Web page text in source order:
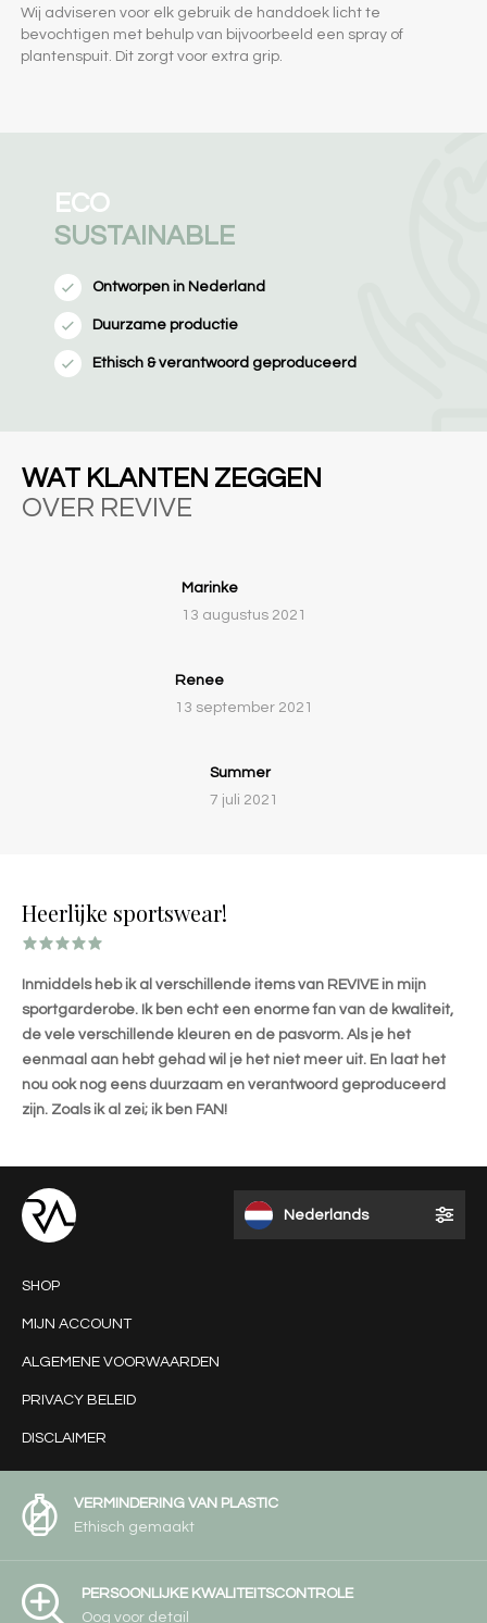
Wij adviseren voor elk gebruik de handdoek licht te
bevochtigen met behulp van bijvoorbeeld een spray of
plantenspuit. Dit zorgt voor extra grip.
ECO
SUSTAINABLE
Ontworpen in Nederland
Duurzame productie
Ethisch & verantwoord geproduceerd
WAT KLANTEN ZEGGEN
OVER REVIVE
Marinke
13 augustus 2021
Renee
13 september 2021
Summer
7 juli 2021
Heerlijke sportswear!
Inmiddels heb ik al verschillende items van REVIVE in mijn
sportgarderobe. Ik ben echt een enorme fan van de kwaliteit,
de vele verschillende kleuren en de pasvorm. Als je het
eenmaal aan hebt gehad wil je het niet meer uit. En laat het
nou ook nog eens duurzaam en verantwoord geproduceerd
zijn. Zoals ik al zei; ik ben FAN!
Nederlands
SHOP
MIJN ACCOUNT
ALGEMENE VOORWAARDEN
PRIVACY BELEID
DISCLAIMER
VERMINDERING VAN PLASTIC
Ethisch gemaakt
PERSOONLIJKE KWALITEITSCONTROLE
Oog voor detail